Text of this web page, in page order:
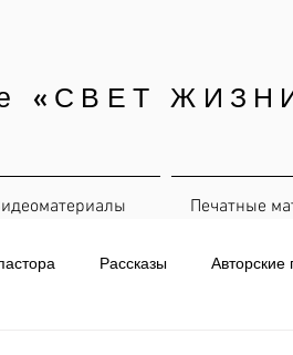
«СВЕТ
Печатные
Рассказы Авторские